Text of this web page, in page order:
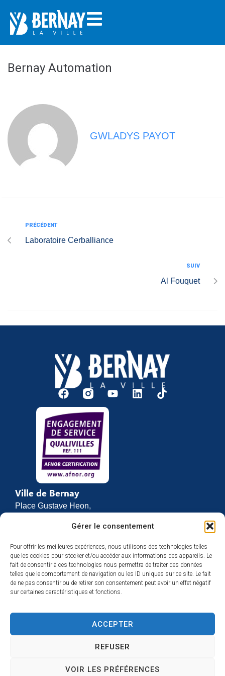
Gérer le consentement
Pour offrir les meilleures expériences, nous utilisons des technologies telles
que les cookies pour stocker et/ou accéder aux informations des appareils. Le
fait de consentir à ces technologies nous permettra de traiter des données
telles que le comportement de navigation ou les ID uniques sur ce site. Le fait
de ne pas consentir ou de retirer son consentement peut avoir un effet négatif
sur certaines caractéristiques et fonctions.
ACCEPTER
REFUSER
VOIR LES PRÉFÉRENCES
Bernay Automation
GWLADYS PAYOT
PRÉCÉDENT
Laboratoire Cerballiance
SUIV
Al Fouquet
Ville de Bernay
Place Gustave Heon,
27307 BERNAY
02 32 46 63 00
Contact
Horaires d’ouverture
Du lundi au vendredi :
et de 13h30 à 17h